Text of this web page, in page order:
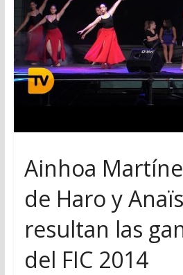
Ainhoa
de Haro y
resultan las
del FIC 2014